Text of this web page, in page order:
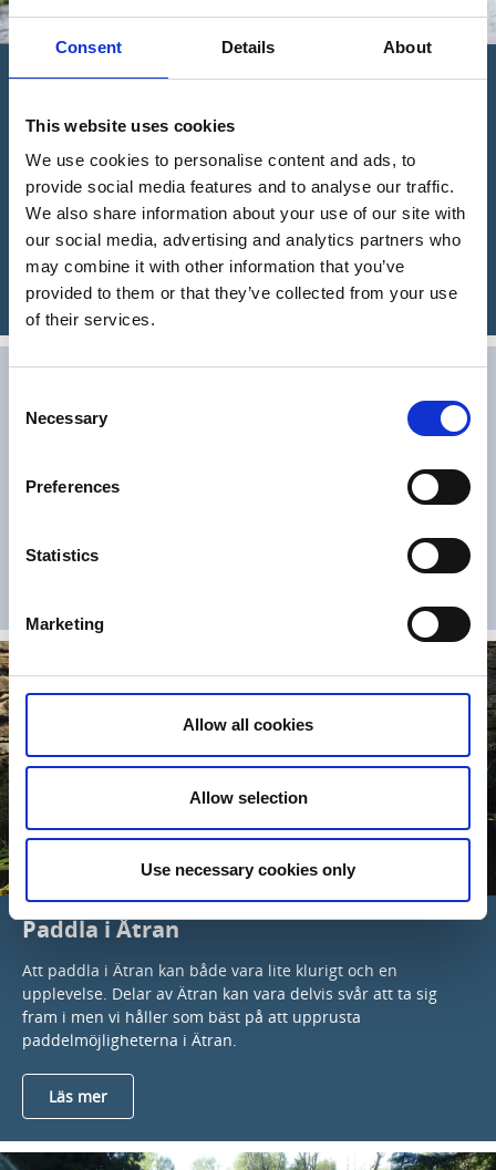
Consent Details About
This website uses cookies
We use cookies to personalise content and ads, to
provide social media features and to analyse our traffic.
We also share information about your use of our site with
our social media, advertising and analytics partners who
may combine it with other information that you’ve
provided to them or that they’ve collected from your use
of their services.
Selection
Necessary
Preferences
Statistics
Marketing
Allow all cookies
Allow selection
Use necessary cookies only
Paddla bekvämt i Jälmån
Jälmån bjuder på en smidig paddlingsupplevelse utan långa
lyft. Här hjälper företaget Absolutnatur i Nittorp dig med allt
du kan behöva. Paddlingen passar grupper och
barnfamiljen och Absolutnatur svarar gärna på frågor och
hjälper er lägga upp er upplevelse.
Läs mer om upplevelsen
paddla i delar av Ätran. Våra kanotuthyrare är bäst på att
hjälpa dig med planeringen. För dig som önskar att någon
paketupplevelser.
Paddla i Ätran
Att paddla i Ätran kan både vara lite klurigt och en
upplevelse. Delar av Ätran kan vara delvis svår att ta sig
fram i men vi håller som bäst på att upprusta
paddelmöjligheterna i Ätran.
Läs mer